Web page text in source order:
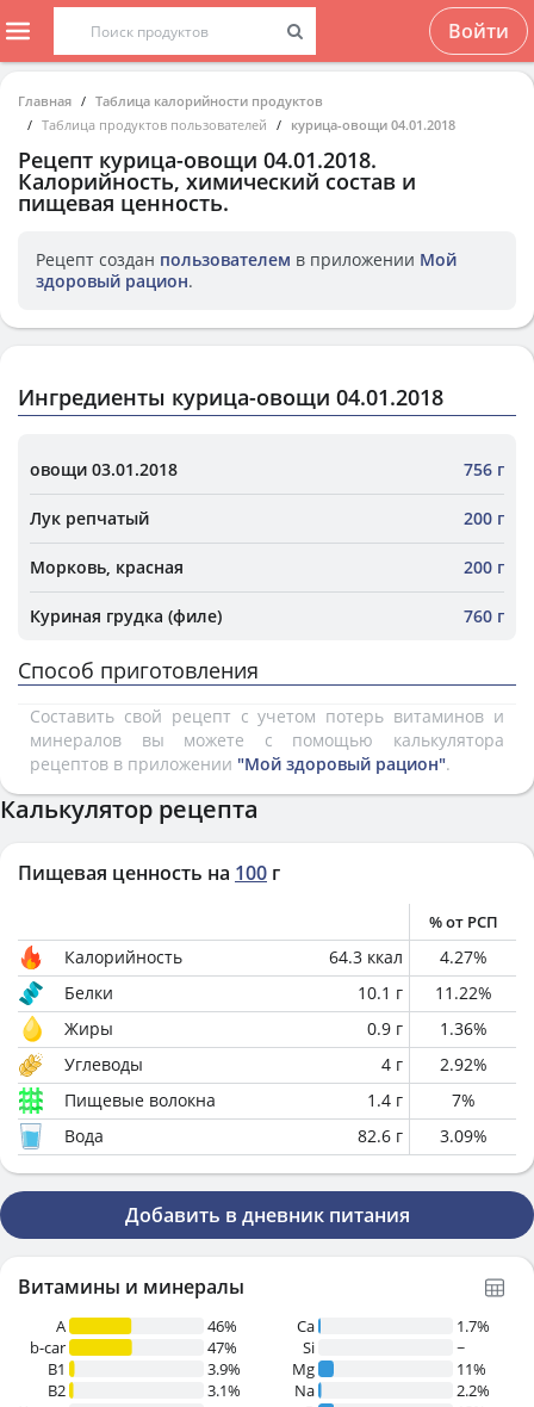
Войти
Главная
Таблица калорийности продуктов
Таблица продуктов пользователей
курица-овощи 04.01.2018
Рецепт курица-овощи 04.01.2018.
Калорийность, химический состав и
пищевая ценность.
Рецепт создан пользователем в приложении Мой
здоровый рацион.
Ингредиенты курица-овощи 04.01.2018
овощи 03.01.2018 756 г
Лук репчатый 200 г
Морковь, красная 200 г
Куриная грудка (филе) 760 г
Способ приготовления
Составить свой рецепт с учетом потерь витаминов и
минералов вы можете с помощью калькулятора
рецептов в приложении "Мой здоровый рацион".
Калькулятор рецепта
Пищевая ценность на 100 г
% от РСП
Калорийность 64.3 ккал 4.27%
Белки
10.1 г 11.22%
Жиры
0.9 г 1.36%
Углеводы
4 г 2.92%
Пищевые волокна
1.4 г 7%
Вода
82.6 г 3.09%
Добавить в дневник питания
Витамины и минералы
A
46%
b-car
47%
В1
3.9%
B2
3.1%
Ca
1.7%
Si
~
Mg
11%
Na
2.2%